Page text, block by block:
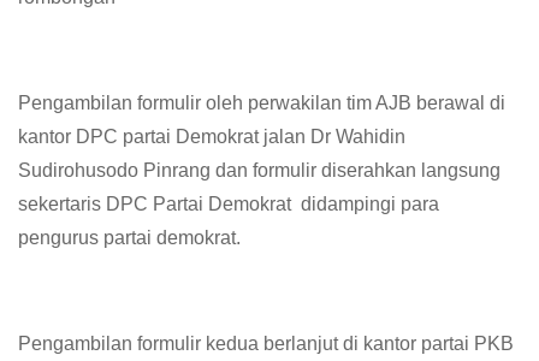
Pengambilan formulir oleh perwakilan tim AJB berawal di
kantor DPC partai Demokrat jalan Dr Wahidin
Sudirohusodo Pinrang dan formulir diserahkan langsung
sekertaris DPC Partai Demokrat didampingi para
pengurus partai demokrat.
Pengambilan formulir kedua berlanjut di kantor partai PKB